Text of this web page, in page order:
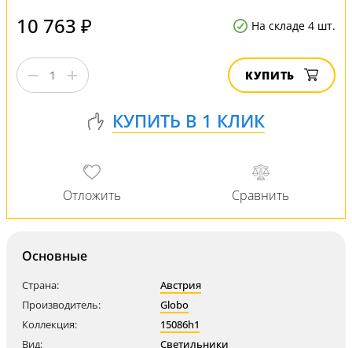
10 763 ₽ На складе 4 шт.
КУПИТЬ
Основные
Страна:
Австрия
Производитель:
Globo
Коллекция:
15086h1
Вид:
Светильники